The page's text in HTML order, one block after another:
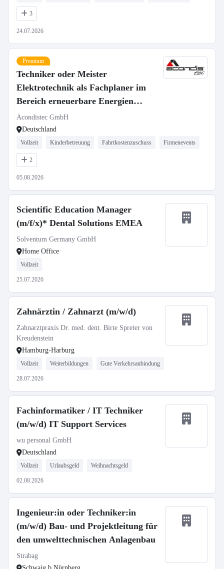
3
24.07.2026
Premium
Techniker oder Meister
Elektrotechnik als Fachplaner im
Bereich erneuerbare Energien
(m/w/d)
Acondistec GmbH
Deutschland
Vollzeit Kinderbetreuung Fahrtkostenzuschuss Firmenevents
2
05.08.2026
Scientific Education Manager
(m/f/x)* Dental Solutions EMEA
Solventum Germany GmbH
Home Office
Vollzeit
25.07.2026
Zahnärztin / Zahnarzt (m/w/d)
Zahnarztpraxis Dr. med. dent. Birte Spreter von
Kreudenstein
Hamburg-Harburg
Vollzeit Weiterbildungen Gute Verkehrsanbindung
28.07.2026
Fachinformatiker / IT Techniker
(m/w/d) IT Support Services
wu personal GmbH
Deutschland
Vollzeit Urlaubsgeld Weihnachtsgeld
02.08.2026
Ingenieur:in oder Techniker:in
(m/w/d) Bau- und Projektleitung für
den umwelttechnischen Anlagenbau
Strabag